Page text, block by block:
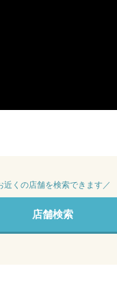
近くの店舗を検索できます／
店舗検索